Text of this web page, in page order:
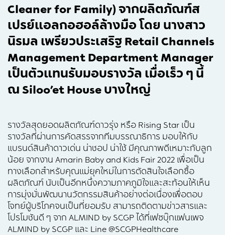
Cleaner for Family) จากผลิตภัณฑ์ส
เปรย์แอลกอฮอล์ล้างมือ โดย นางสาว
นิรมล เพรียวประเสริฐ Retail Channels
Management Department Manager
เป็นตัวแทนรับมอบรางวัล เมื่อเร็ว ๆ นี้
ณ Siloo’et House บางใหญ่
รางวัลสุดยอดผลิตภัณฑ์ดาวรุ่ง หรือ Rising Star เป็น
รางวัลที่ผ่านการคัดสรรจากทีมบรรณาธิการ มอบให้กับ
แบรนด์สินค้าดาวเด่น น่าชอป น่าใช้ มีคุณภาพดีเหมาะกับลูก
น้อย จากงาน Amarin Baby and Kids Fair 2022 เพื่อเป็น
ทางเลือกสำหรับคุณแม่ยุคใหม่ในการตัดสินใจเลือกซื้อ
ผลิตภัณฑ์ นับเป็นอีกหนึ่งความภาคภูมิใจและสะท้อนให้เห็น
การมุ่งมั่นพัฒนานวัตกรรมสินค้าอย่างต่อเนื่องเพื่อตอบ
โจทย์ผู้บริโภคจนเป็นที่ยอมรับ สามารถติดตามข่าวสารและ
โปรโมชันดี ๆ จาก ALMIND by SCGP ได้ที่เฟซบุ๊กแฟนเพจ
ALMIND by SCGP และ Line @SCGPHealthcare